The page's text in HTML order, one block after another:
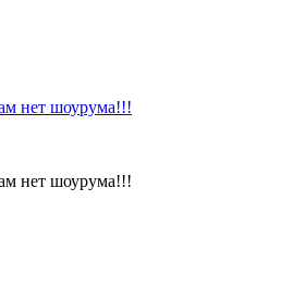
нет шоурума!!!
нет шоурума!!!